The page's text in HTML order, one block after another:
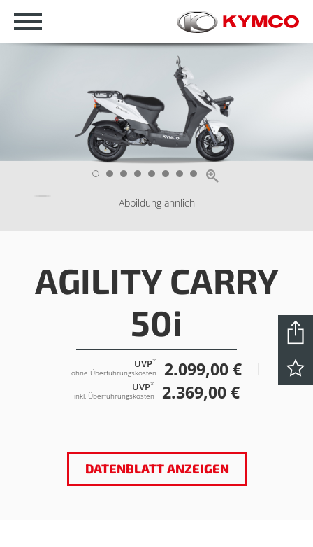

Abbildung ähnlich
AGILITY CARRY
50i
UVP*
ohne Überführungskosten
2.099,00 €
UVP*
inkl. Überführungskosten
2.369,00 €
DATENBLATT ANZEIGEN